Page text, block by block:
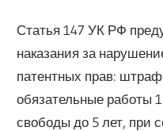
Статья 147 УК РФ
наказания за
патентных прав:
обязательные работы
свободы до 5 лет, при